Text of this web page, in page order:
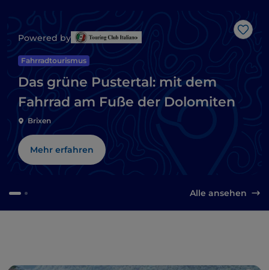
Like
Powered by
Fahrradtourismus
Das grüne Pustertal: mit dem
Fahrrad am Fuße der Dolomiten
Brixen
Mehr erfahren
Alle ansehen